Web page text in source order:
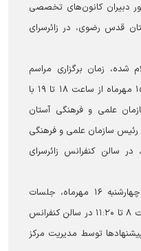
دبیران کانون‌های تخصصی
قدس رضوی، در زائرسرای
شده، زمان برگزاری مراسم
افتتاحیه این گردهمایی روز سه‌شنبه ۱۵ مهرماه از ساعت ۱۸ تا ۱۹ با
علمی و فرهنگی آستان
سازمان علمی و فرهنگی
سالن کنفرانس زائرسرای
حجت‌الاسلام میریان، افزود: در روز چهارشنبه ۱۶ مهرماه، جلسات
تخصصی کانون‌های قرآن کریم از ساعت ۸ تا ۱۱:۲۰ در سالن کنفرانس
توسط مدیریت مرکز